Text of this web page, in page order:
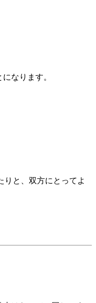
なります。
りと、双方にとってよ